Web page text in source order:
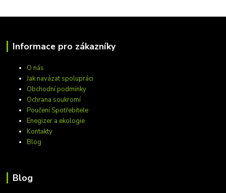
Informace pro zákazníky
O nás
Jak navázat spolupráci
Obchodní podmínky
Ochrana soukromí
Poučení Spotřebitele
Enegizer a ekologie
Kontakty
Blog
Blog